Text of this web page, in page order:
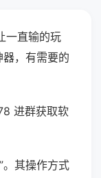
一直输的玩
器，有需要的
进群获取软
。其操作方式